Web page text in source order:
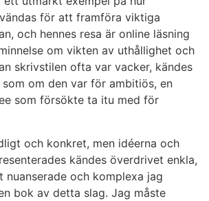
för att framföra viktiga
och hennes resa är online läsning
om vikten av uthållighet och
skrivstilen ofta var vacker, kändes
om den var för ambitiös, en
som försökte ta itu med för
och konkret, men idéerna och
kändes överdrivet enkla,
nuanserade och komplexa jag
bok av detta slag. Jag måste